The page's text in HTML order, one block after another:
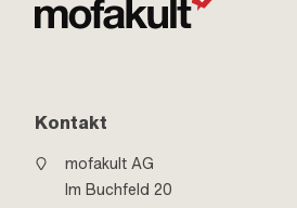
Kontakt
mofakult AG
Im Buchfeld 20